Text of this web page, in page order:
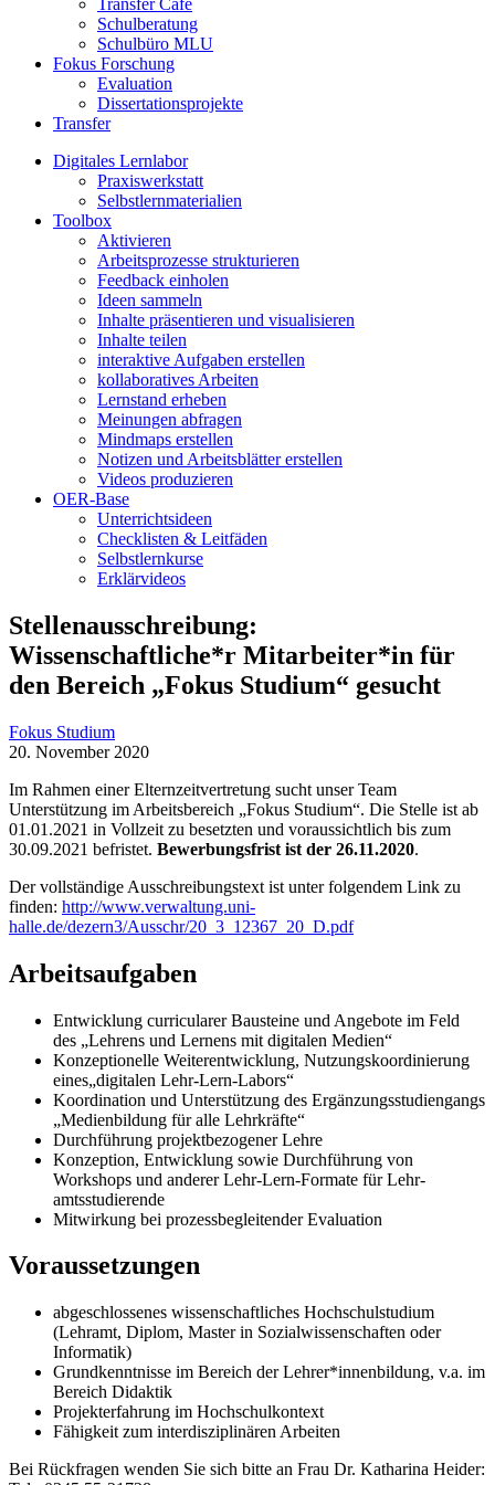
Schulberatung
Schulbüro MLU
Fokus Forschung
Evaluation
Dissertationsprojekte
Transfer
Digitales Lernlabor
Praxiswerkstatt
Selbstlernmaterialien
Toolbox
Aktivieren
Arbeitsprozesse strukturieren
Feedback einholen
Ideen sammeln
Inhalte präsentieren und visualisieren
Inhalte teilen
interaktive Aufgaben erstellen
kollaboratives Arbeiten
Lernstand erheben
Meinungen abfragen
Mindmaps erstellen
Notizen und Arbeitsblätter erstellen
Videos produzieren
OER-Base
Unterrichtsideen
Checklisten & Leitfäden
Selbstlernkurse
Erklärvideos
Stellenausschreibung:
Wissenschaftliche*r Mitarbeiter*in für
den Bereich „Fokus Studium“ gesucht
Fokus Studium
20. November 2020
Im Rahmen einer Elternzeitvertretung sucht unser Team
Unterstützung im Arbeitsbereich „Fokus Studium“. Die Stelle ist ab
01.01.2021 in Vollzeit zu besetzten und voraussichtlich bis zum
30.09.2021 befristet. Bewerbungsfrist ist der 26.11.2020.
Der vollständige Ausschreibungstext ist unter folgendem Link zu
finden: http://www.verwaltung.uni-
halle.de/dezern3/Ausschr/20_3_12367_20_D.pdf
Arbeitsaufgaben
Entwicklung curricularer Bausteine und Angebote im Feld
des „Lehrens und Lernens mit digitalen Medien“
Konzeptionelle Weiterentwicklung, Nutzungskoordinierung
eines„digitalen Lehr-Lern-Labors“
Koordination und Unterstützung des Ergänzungsstudiengangs
„Medienbildung für alle Lehrkräfte“
Durchführung projektbezogener Lehre
Konzeption, Entwicklung sowie Durchführung von
Workshops und anderer Lehr-Lern-Formate für Lehr-
amtsstudierende
Mitwirkung bei prozessbegleitender Evaluation
Voraussetzungen
abgeschlossenes wissenschaftliches Hochschulstudium
(Lehramt, Diplom, Master in Sozialwissenschaften oder
Informatik)
Grundkenntnisse im Bereich der Lehrer*innenbildung, v.a. im
Bereich Didaktik
Projekterfahrung im Hochschulkontext
Fähigkeit zum interdisziplinären Arbeiten
Bei Rückfragen wenden Sie sich bitte an Frau Dr. Katharina Heider: